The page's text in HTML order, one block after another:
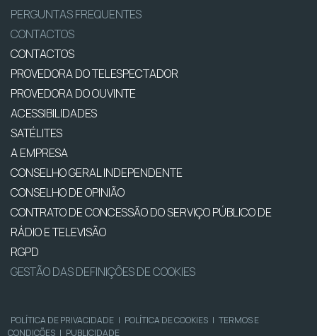
PERGUNTAS FREQUENTES
CONTACTOS
CONTACTOS
PROVEDORA DO TELESPECTADOR
PROVEDORA DO OUVINTE
ACESSIBILIDADES
SATÉLITES
A EMPRESA
CONSELHO GERAL INDEPENDENTE
CONSELHO DE OPINIÃO
CONTRATO DE CONCESSÃO DO SERVIÇO PÚBLICO DE
RÁDIO E TELEVISÃO
RGPD
GESTÃO DAS DEFINIÇÕES DE COOKIES
POLÍTICA DE PRIVACIDADE | POLÍTICA DE COOKIES | TERMOS E
CONDIÇÕES | PUBLICIDADE